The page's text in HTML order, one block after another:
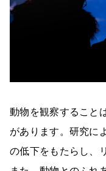
動物を観察すること
があります。研究に
の低下をもたらし、